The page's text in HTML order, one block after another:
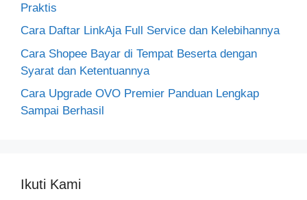
Praktis
Cara Daftar LinkAja Full Service dan Kelebihannya
Cara Shopee Bayar di Tempat Beserta dengan
Syarat dan Ketentuannya
Cara Upgrade OVO Premier Panduan Lengkap
Sampai Berhasil
Ikuti Kami